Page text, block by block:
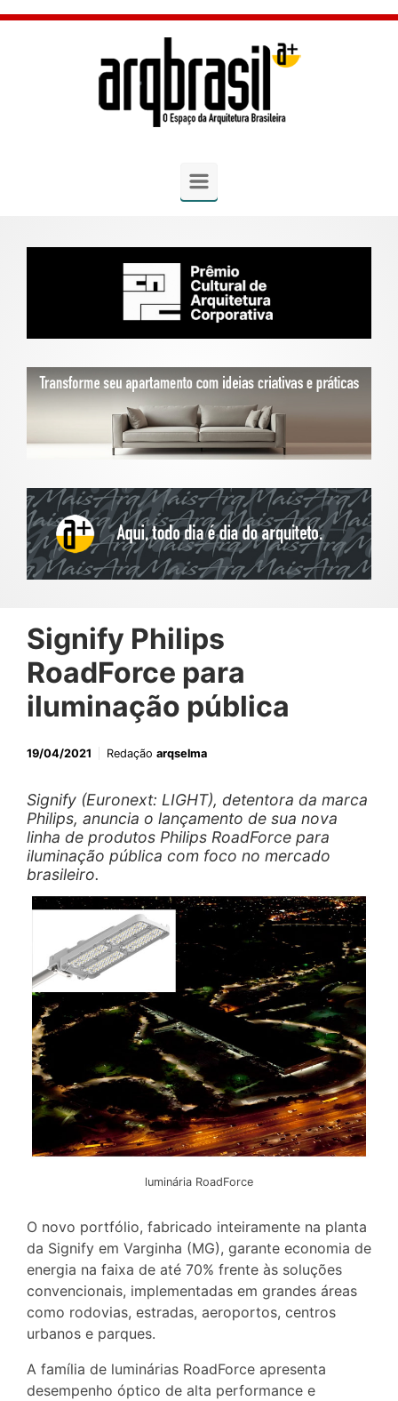
Skip to main content
Signify Philips
RoadForce para
iluminação pública
19/04/2021 Redação arqselma
Signify (Euronext: LIGHT), detentora da marca
Philips, anuncia o lançamento de sua nova
linha de produtos Philips RoadForce para
iluminação pública com foco no mercado
brasileiro.
luminária RoadForce
O novo portfólio, fabricado inteiramente na planta
da Signify em Varginha (MG), garante economia de
energia na faixa de até 70% frente às soluções
convencionais, implementadas em grandes áreas
como rodovias, estradas, aeroportos, centros
urbanos e parques.
A família de luminárias RoadForce apresenta
desempenho óptico de alta performance e